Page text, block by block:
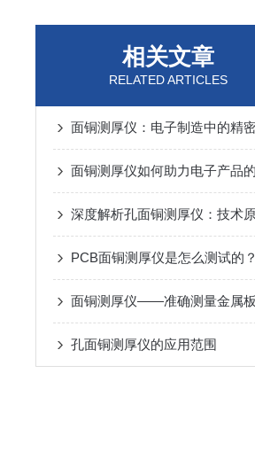
相关文章
RELATED ARTICLES
PCB面铜测厚仪是怎么测试的？
孔面铜测厚仪的应用范围